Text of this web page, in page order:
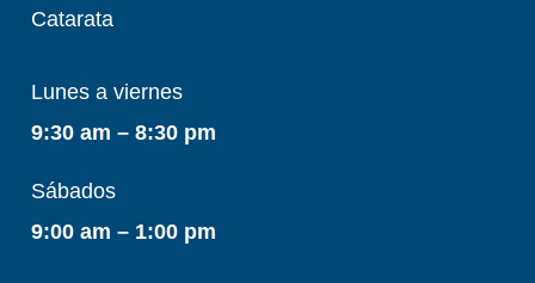
Catarata
Lunes a viernes
9:30 am – 8:30 pm
Sábados
9:00 am – 1:00 pm